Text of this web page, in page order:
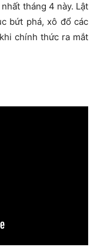
tháng 4 này. Lật
bứt phá, xô đổ các
chính thức ra mắt